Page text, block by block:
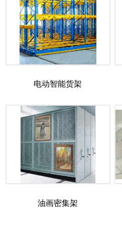
电动智能货架
油画密集架